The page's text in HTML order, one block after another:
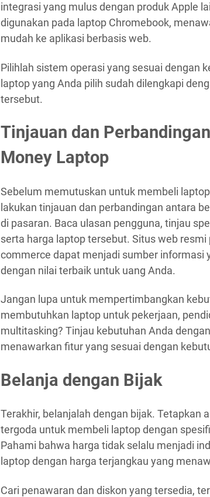
integrasi yang mulus dengan produk Apple
digunakan pada laptop Chromebook,
mudah ke aplikasi berbasis web.
Pilihlah sistem operasi yang sesuai dengan
laptop yang Anda pilih sudah dilengkapi
tersebut.
Tinjauan dan
Money Laptop
Sebelum memutuskan untuk membeli
lakukan tinjauan dan perbandingan antara
di pasaran. Baca ulasan pengguna, tinjau
serta harga laptop tersebut. Situs web
commerce dapat menjadi sumber informasi
dengan nilai terbaik untuk uang Anda.
Jangan lupa untuk mempertimbangkan
membutuhkan laptop untuk pekerjaan,
multitasking? Tinjau kebutuhan Anda
menawarkan fitur yang sesuai dengan
Belanja dengan Bijak
Terakhir, belanjalah dengan bijak. Tetapkan
tergoda untuk membeli laptop dengan
Pahami bahwa harga tidak selalu menjadi
laptop dengan harga terjangkau yang
Cari penawaran dan diskon yang tersedia,